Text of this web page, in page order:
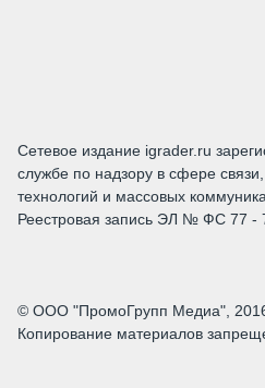
Сетевое издание igrader.ru
службе по надзору в сфере
технологий и массовых
Реестровая запись ЭЛ № ФС 77 -
© ООО "ПромоГрупп Медиа",
Копирование материалов